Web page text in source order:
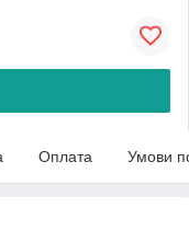
Оплата Умови